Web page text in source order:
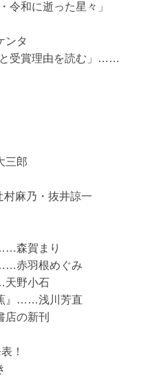
令和に逝った星々」
ンタ
と受賞理由を読む」……
三郎
麻乃・抜井諒一
森賀まり
赤羽根めぐみ
天野小石
』……浅川芳直
店の新刊
！